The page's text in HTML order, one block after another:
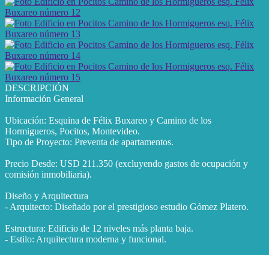
DESCRIPCIÓN
Información General
Ubicación: Esquina de Félix Buxareo y Camino de los
Hormigueros, Pocitos, Montevideo.
Tipo de Proyecto: Preventa de apartamentos.
Precio Desde: USD 211.350 (excluyendo gastos de ocupación y
comisión inmobiliaria).
Diseño y Arquitectura
- Arquitecto: Diseñado por el prestigioso estudio Gómez Platero.
Estructura: Edificio de 12 niveles más planta baja.
- Estilo: Arquitectura moderna y funcional.